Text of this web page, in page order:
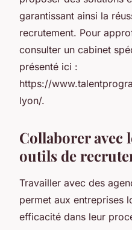
garantissant ainsi la
recrutement. Pour
consulter un cabinet
présenté ici :
https://
lyon/.
Collaborer avec
outils de
Travailler avec des
permet aux entreprises
efficacité dans leur